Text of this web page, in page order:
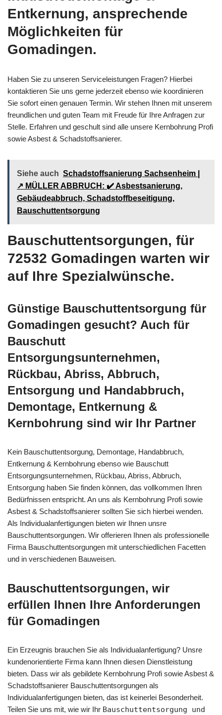
Entkernung, ansprechende
Möglichkeiten für
Gomadingen.
Haben Sie zu unseren Serviceleistungen Fragen? Hierbei
kontaktieren Sie uns gerne jederzeit ebenso wie koordinieren
Sie sofort einen genauen Termin. Wir stehen Ihnen mit unserem
freundlichen und guten Team mit Freude für Ihre Anfragen zur
Stelle. Erfahren und geschult sind alle unsere Kernbohrung Profi
sowie Asbest & Schadstoffsanierer.
Siehe auch Schadstoffsanierung Sachsenheim |
↗️ MÜLLER ABBRUCH: ✔️ Asbestsanierung,
Gebäudeabbruch, Schadstoffbeseitigung,
Bauschuttentsorgung
Bauschuttentsorgungen, für
72532 Gomadingen warten wir
auf Ihre Spezialwünsche.
Günstige Bauschuttentsorgung für
Gomadingen gesucht? Auch für
Bauschutt
Entsorgungsunternehmen,
Rückbau, Abriss, Abbruch,
Entsorgung und Handabbruch,
Demontage, Entkernung &
Kernbohrung sind wir Ihr Partner
Kein Bauschuttentsorgung, Demontage, Handabbruch,
Entkernung & Kernbohrung ebenso wie Bauschutt
Entsorgungsunternehmen, Rückbau, Abriss, Abbruch,
Entsorgung haben Sie finden können, das vollkommen Ihren
Bedürfnissen entspricht. An uns als Kernbohrung Profi sowie
Asbest & Schadstoffsanierer sollten Sie sich hierbei wenden.
Als Individualanfertigungen bieten wir Ihnen unsre
Bauschuttentsorgungen. Wir offerieren Ihnen als professionelle
Firma Bauschuttentsorgungen mit unterschiedlichen Facetten
und in verschiedenen Bauweisen.
Bauschuttentsorgungen, wir
erfüllen Ihnen Ihre Anforderungen
für Gomadingen
Ein Erzeugnis brauchen Sie als Individualanfertigung? Unsre
kundenorientierte Firma kann Ihnen diesen Dienstleistung
bieten. Dass wir als gebildete Kernbohrung Profi sowie Asbest &
Schadstoffsanierer Bauschuttentsorgungen als
Individualanfertigungen bieten, das ist keinerlei Besonderheit.
Teilen Sie uns mit, wie wir Ihr Bauschuttentsorgung und